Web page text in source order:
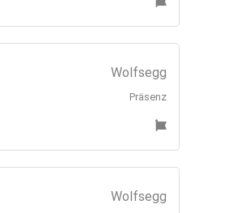
Wolfsegg
Präsenz
Wolfsegg